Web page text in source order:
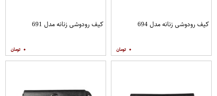
کیف رودوشی زنانه مدل 694
۰
کیف رودوشی زنانه مدل 691
۰